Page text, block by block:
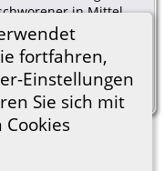
fortfahren,
Einstellungen
Sie sich mit
in Mittel
Kirchenvorsteher bei
Kirche,
Tochter.
23? Jahre alt, die